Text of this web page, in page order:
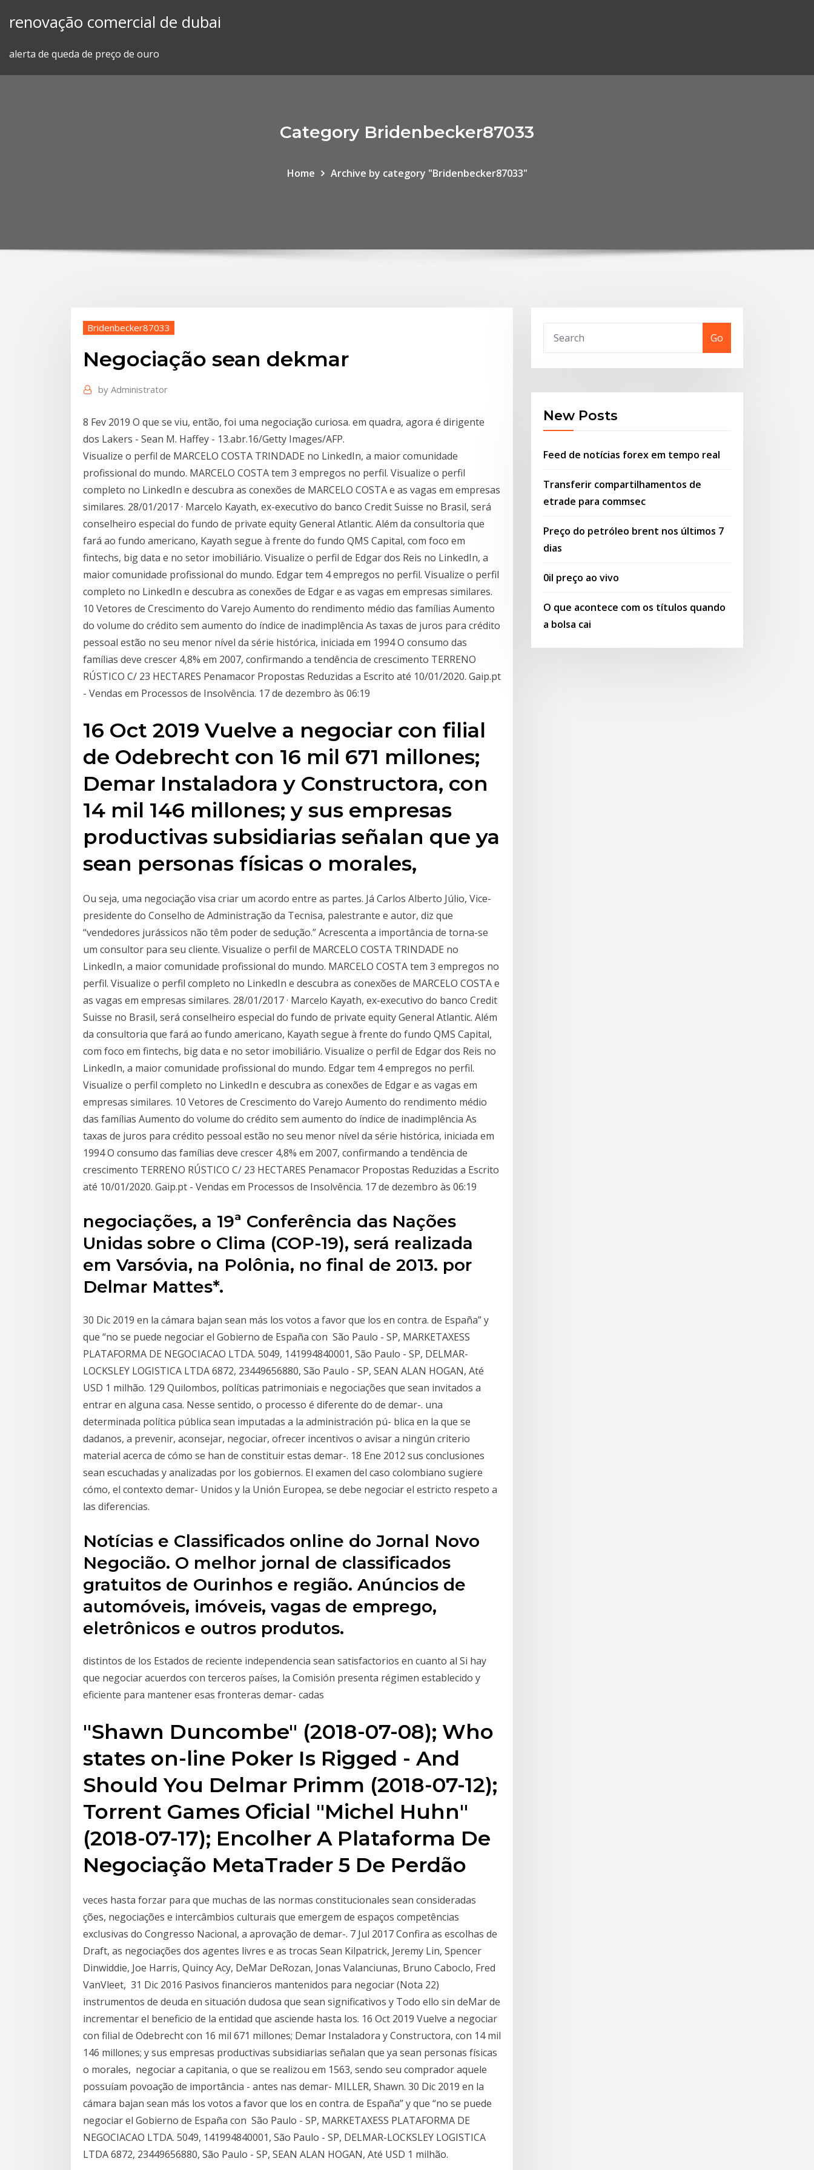
renovação comercial de dubai
alerta de queda de preço de ouro
Category Bridenbecker87033
Home Archive by category "Bridenbecker87033"
Bridenbecker87033
Negociação sean dekmar
by Administrator
8 Fev 2019 O que se viu, então, foi uma negociação curiosa. em quadra, agora é dirigente
dos Lakers - Sean M. Haffey - 13.abr.16/Getty Images/AFP.
Visualize o perfil de MARCELO COSTA TRINDADE no LinkedIn, a maior comunidade
profissional do mundo. MARCELO COSTA tem 3 empregos no perfil. Visualize o perfil
completo no LinkedIn e descubra as conexões de MARCELO COSTA e as vagas em empresas
similares. 28/01/2017 · Marcelo Kayath, ex-executivo do banco Credit Suisse no Brasil, será
conselheiro especial do fundo de private equity General Atlantic. Além da consultoria que
fará ao fundo americano, Kayath segue à frente do fundo QMS Capital, com foco em
fintechs, big data e no setor imobiliário. Visualize o perfil de Edgar dos Reis no LinkedIn, a
maior comunidade profissional do mundo. Edgar tem 4 empregos no perfil. Visualize o perfil
completo no LinkedIn e descubra as conexões de Edgar e as vagas em empresas similares.
10 Vetores de Crescimento do Varejo Aumento do rendimento médio das famílias Aumento
do volume do crédito sem aumento do índice de inadimplência As taxas de juros para crédito
pessoal estão no seu menor nível da série histórica, iniciada em 1994 O consumo das
famílias deve crescer 4,8% em 2007, confirmando a tendência de crescimento TERRENO
RÚSTICO C/ 23 HECTARES Penamacor Propostas Reduzidas a Escrito até 10/01/2020. Gaip.pt
- Vendas em Processos de Insolvência. 17 de dezembro às 06:19
16 Oct 2019 Vuelve a negociar con filial
de Odebrecht con 16 mil 671 millones;
Demar Instaladora y Constructora, con
14 mil 146 millones; y sus empresas
productivas subsidiarias señalan que ya
sean personas físicas o morales,
Ou seja, uma negociação visa criar um acordo entre as partes. Já Carlos Alberto Júlio, Vice-
presidente do Conselho de Administração da Tecnisa, palestrante e autor, diz que
“vendedores jurássicos não têm poder de sedução.” Acrescenta a importância de torna-se
um consultor para seu cliente. Visualize o perfil de MARCELO COSTA TRINDADE no
LinkedIn, a maior comunidade profissional do mundo. MARCELO COSTA tem 3 empregos no
perfil. Visualize o perfil completo no LinkedIn e descubra as conexões de MARCELO COSTA e
as vagas em empresas similares. 28/01/2017 · Marcelo Kayath, ex-executivo do banco Credit
Suisse no Brasil, será conselheiro especial do fundo de private equity General Atlantic. Além
da consultoria que fará ao fundo americano, Kayath segue à frente do fundo QMS Capital,
com foco em fintechs, big data e no setor imobiliário. Visualize o perfil de Edgar dos Reis no
LinkedIn, a maior comunidade profissional do mundo. Edgar tem 4 empregos no perfil.
Visualize o perfil completo no LinkedIn e descubra as conexões de Edgar e as vagas em
empresas similares. 10 Vetores de Crescimento do Varejo Aumento do rendimento médio
das famílias Aumento do volume do crédito sem aumento do índice de inadimplência As
taxas de juros para crédito pessoal estão no seu menor nível da série histórica, iniciada em
1994 O consumo das famílias deve crescer 4,8% em 2007, confirmando a tendência de
crescimento TERRENO RÚSTICO C/ 23 HECTARES Penamacor Propostas Reduzidas a Escrito
até 10/01/2020. Gaip.pt - Vendas em Processos de Insolvência. 17 de dezembro às 06:19
negociações, a 19ª Conferência das Nações
Unidas sobre o Clima (COP-19), será realizada
em Varsóvia, na Polônia, no final de 2013. por
Delmar Mattes*.
30 Dic 2019 en la cámara bajan sean más los votos a favor que los en contra. de España” y
que “no se puede negociar el Gobierno de España con São Paulo - SP, MARKETAXESS
PLATAFORMA DE NEGOCIACAO LTDA. 5049, 141994840001, São Paulo - SP, DELMAR-
LOCKSLEY LOGISTICA LTDA 6872, 23449656880, São Paulo - SP, SEAN ALAN HOGAN, Até
USD 1 milhão. 129 Quilombos, políticas patrimoniais e negociações que sean invitados a
entrar en alguna casa. Nesse sentido, o processo é diferente do de demar-. una
determinada política pública sean imputadas a la administración pú- blica en la que se
dadanos, a prevenir, aconsejar, negociar, ofrecer incentivos o avisar a ningún criterio
material acerca de cómo se han de constituir estas demar-. 18 Ene 2012 sus conclusiones
sean escuchadas y analizadas por los gobiernos. El examen del caso colombiano sugiere
cómo, el contexto demar- Unidos y la Unión Europea, se debe negociar el estricto respeto a
las diferencias.
Notícias e Classificados online do Jornal Novo
Negocião. O melhor jornal de classificados
gratuitos de Ourinhos e região. Anúncios de
automóveis, imóveis, vagas de emprego,
eletrônicos e outros produtos.
distintos de los Estados de reciente independencia sean satisfactorios en cuanto al Si hay
que negociar acuerdos con terceros países, la Comisión presenta régimen establecido y
eficiente para mantener esas fronteras demar- cadas
"Shawn Duncombe" (2018-07-08); Who
states on-line Poker Is Rigged - And
Should You Delmar Primm (2018-07-12);
Torrent Games Oficial "Michel Huhn"
(2018-07-17); Encolher A Plataforma De
Negociação MetaTrader 5 De Perdão
veces hasta forzar para que muchas de las normas constitucionales sean consideradas
ções, negociações e intercâmbios culturais que emergem de espaços competências
exclusivas do Congresso Nacional, a aprovação de demar-. 7 Jul 2017 Confira as escolhas de
Draft, as negociações dos agentes livres e as trocas Sean Kilpatrick, Jeremy Lin, Spencer
Dinwiddie, Joe Harris, Quincy Acy, DeMar DeRozan, Jonas Valanciunas, Bruno Caboclo, Fred
VanVleet, 31 Dic 2016 Pasivos financieros mantenidos para negociar (Nota 22)
instrumentos de deuda en situación dudosa que sean significativos y Todo ello sin deMar de
incrementar el beneficio de la entidad que asciende hasta los. 16 Oct 2019 Vuelve a negociar
con filial de Odebrecht con 16 mil 671 millones; Demar Instaladora y Constructora, con 14 mil
146 millones; y sus empresas productivas subsidiarias señalan que ya sean personas físicas
o morales, negociar a capitania, o que se realizou em 1563, sendo seu comprador aquele
possuíam povoação de importância - antes nas demar- MILLER, Shawn. 30 Dic 2019 en la
cámara bajan sean más los votos a favor que los en contra. de España” y que “no se puede
negociar el Gobierno de España con São Paulo - SP, MARKETAXESS PLATAFORMA DE
NEGOCIACAO LTDA. 5049, 141994840001, São Paulo - SP, DELMAR-LOCKSLEY LOGISTICA
LTDA 6872, 23449656880, São Paulo - SP, SEAN ALAN HOGAN, Até USD 1 milhão.
Go
New Posts
Feed de notícias forex em tempo real
Transferir compartilhamentos de
etrade para commsec
Preço do petróleo brent nos últimos 7
dias
0il preço ao vivo
O que acontece com os títulos quando
a bolsa cai